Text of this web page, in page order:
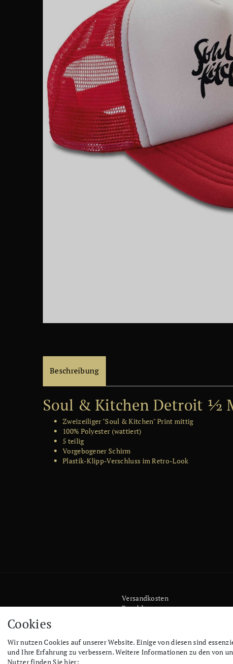
Beschreibung
Soul & Kitchen Detroit ½
Zweizeiliger "Soul & Kitchen" Print mittig
100% Polyester (wattiert)
5 teilig
Vorgebogener Schirm
Plastik-Klipp-Verschluss im Retro-Look
Versandkosten
Bezahlen
Store
FAQ
Jobs
Cookies
Wir nutzen Cookies auf unserer Website. Einige von diesen sind
und Ihre Erfahrung zu verbessern. Weitere Informationen zu den von
Nutzer finden Sie hier: